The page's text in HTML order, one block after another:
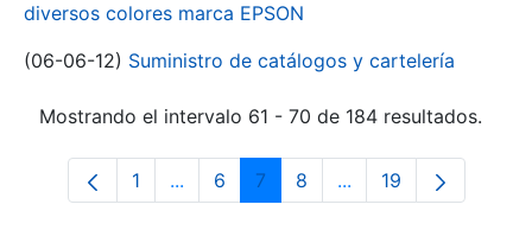
diversos colores marca EPSON
(06-06-12) Suministro de catálogos y cartelería
Mostrando el intervalo 61 - 70 de 184 resultados.
Página
1 ...Páginas intermedias Use TAB para
Página
6 Página
7 Página
8 ...Páginas intermedias
Página
19